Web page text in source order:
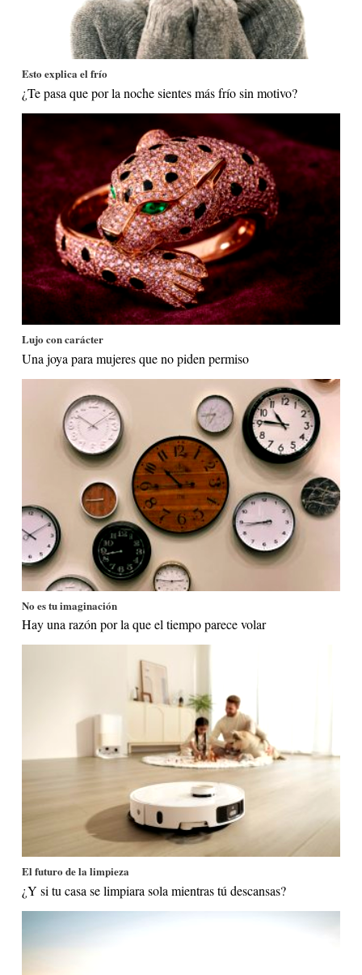
Esto explica el frío
¿Te pasa que por la noche sientes más frío sin motivo?
Lujo con carácter
Una joya para mujeres que no piden permiso
No es tu imaginación
Hay una razón por la que el tiempo parece volar
El futuro de la limpieza
¿Y si tu casa se limpiara sola mientras tú descansas?